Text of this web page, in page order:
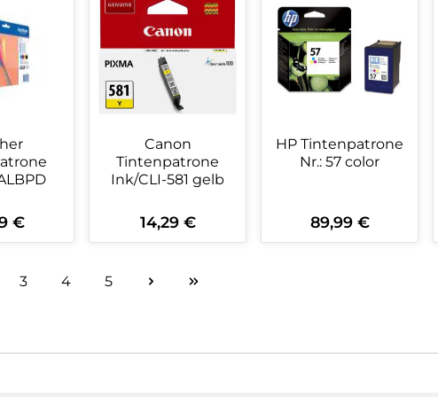
Preis:
€
Anzahl: Gib den gewünschten Wert
Canon
Tintenpatrone
Ink/CLI-581 gelb
Regulärer Preis:
14,29 €
Produkt Anzahl: Gib den
HP Tintenpatrone
Nr.: 57 color
Regulärer Preis:
89,99 €
Seite
3
Seite
4
Seite
5